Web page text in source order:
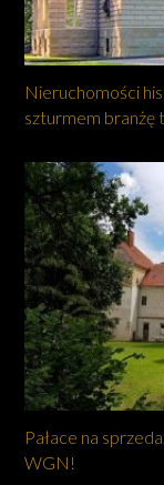
Nieruchomości
szturmem
Pałace na
WGN!